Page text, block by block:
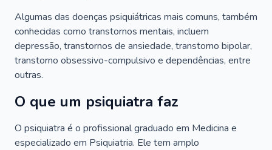
Algumas das doenças psiquiátricas mais comuns, também
conhecidas como transtornos mentais, incluem
depressão, transtornos de ansiedade, transtorno bipolar,
transtorno obsessivo-compulsivo e dependências, entre
outras.
O que um psiquiatra faz
O psiquiatra é o profissional graduado em Medicina e
especializado em Psiquiatria. Ele tem amplo